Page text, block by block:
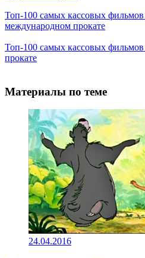
Топ-100 самых кассовых
международном прокате
Топ-100 самых кассовых
прокате
Материалы по теме
24.04.2016